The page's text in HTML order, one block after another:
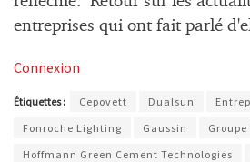
entreprises qui ont fait parlé
Connexion
Étiquettes : Cepovett Dualsun
Fonroche Lighting
Gaussin
Groupe
Hoffmann Green Cement Technologies